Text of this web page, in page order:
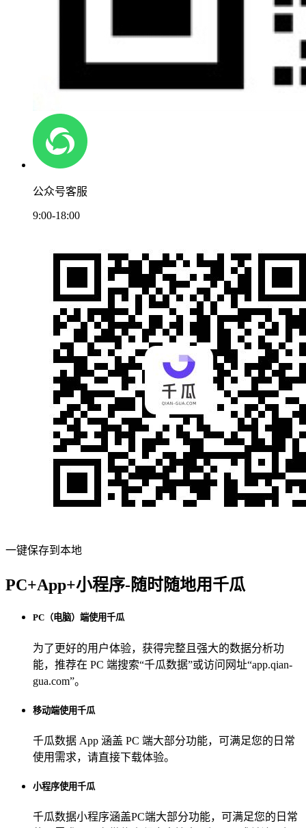
公众号客服
9:00-18:00
一键保存到本地
PC+App+小程序-随时随地用千瓜
PC（电脑）端使用千瓜
为了更好的用户体验，获得完整且强大的数据分析功
能，推荐在 PC 端搜索“千瓜数据”或访问网址“app.qian-
gua.com”。
移动端使用千瓜
千瓜数据 App 涵盖 PC 端大部分功能，可满足您的日常
使用需求，请直接下载体验。
小程序使用千瓜
千瓜数据小程序涵盖PC端大部分功能，可满足您的日常